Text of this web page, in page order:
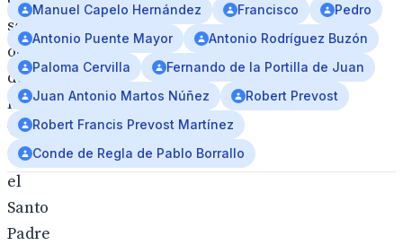
seis
ocasiones
durante
la
visita
que
el
Santo
Padre
Manuel Capelo Hernández
Francisco
Pedro
Antonio Puente Mayor
Antonio Rodríguez Buzón
Paloma Cervilla
Fernando de la Portilla de Juan
Juan Antonio Martos Núñez
Robert Prevost
Robert Francis Prevost Martínez
Conde de Regla de Pablo Borrallo